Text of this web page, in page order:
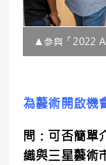
▲參與「2022
為藝術開啟機
問：可否簡單
織與三星藝術